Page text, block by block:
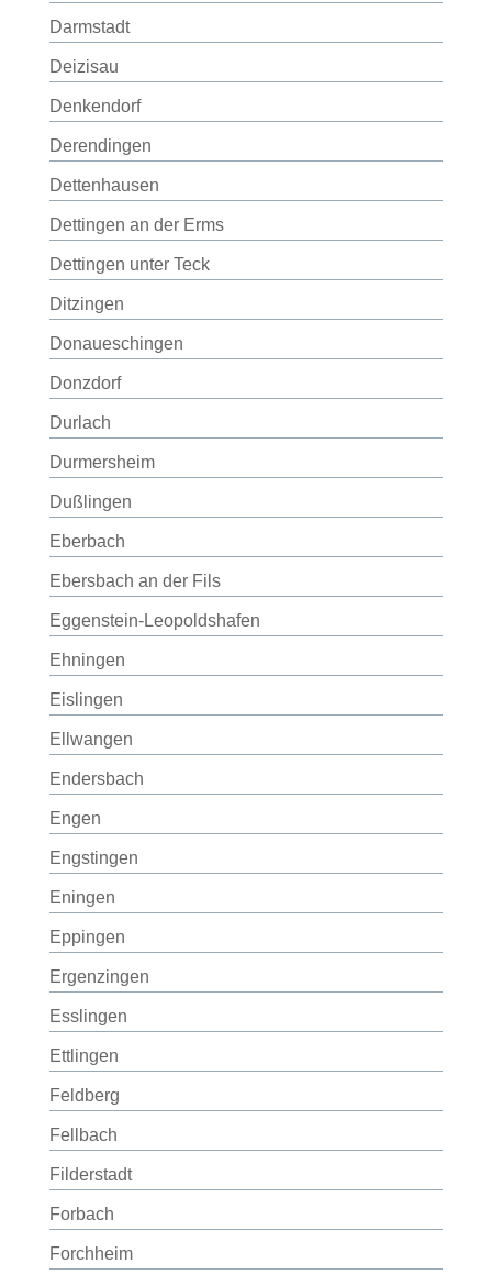
Darmstadt
Deizisau
Denkendorf
Derendingen
Dettenhausen
Dettingen an der Erms
Dettingen unter Teck
Ditzingen
Donaueschingen
Donzdorf
Durlach
Durmersheim
Dußlingen
Eberbach
Ebersbach an der Fils
Eggenstein-Leopoldshafen
Ehningen
Eislingen
Ellwangen
Endersbach
Engen
Engstingen
Eningen
Eppingen
Ergenzingen
Esslingen
Ettlingen
Feldberg
Fellbach
Filderstadt
Forbach
Forchheim